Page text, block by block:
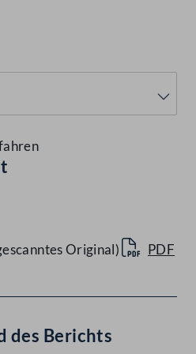
Original) PDF
des Berichts